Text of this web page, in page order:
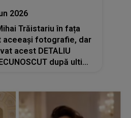
2026
Trăistariu în fața
aceeași fotografie, dar
acest DETALIU
după ultima